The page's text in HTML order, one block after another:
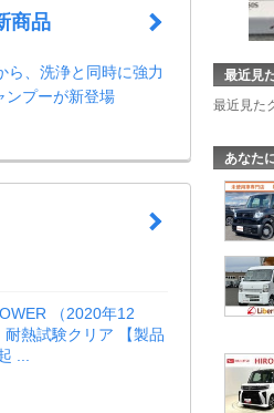
商品
ら、洗浄と同時に強力
ンプーが新登場
（2020年12
熱試験クリア 【製品
...
最近見
最近見た
あなた